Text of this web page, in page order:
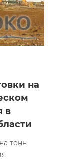
на
в
тонн